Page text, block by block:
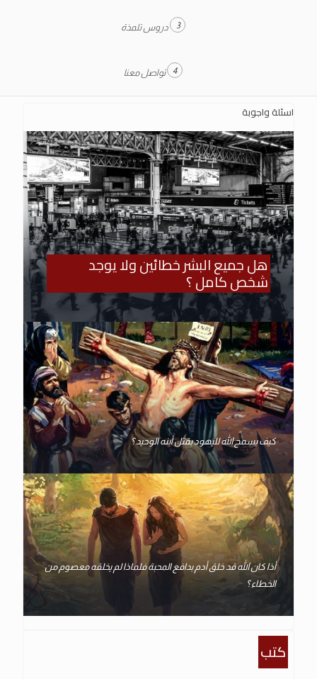
3 دروس تلمذة
4 تواصل معنا
اسئلة واجوبة
هل جميع البشر خطائين ولا يوجد
شخص كامل ؟
كيف يسمح الله لليهود بقتل أبنه الوحيد ؟
أذا كان الله قد خلق أدم بدافع المحبة فلماذا لم يخلقه معصوم من
الخطاء ؟
كتب